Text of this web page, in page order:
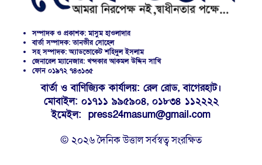
সম্পাদক ও প্রকাশক: মাসুম হাওলাদার
বার্তা সম্পাদক: তানভীর সোহেল
সহ সম্পাদক: অ্যাডভোকেট শহিদুল ইসলাম
জেনারেল ম্যানেজার: খন্দকার আকমল উদ্দিন সাখি
ফোন ০১৯৭২ ৭৪৩১৩৫
বার্তা ও বাণিজ্যিক কার্যালয়: রেল রোড, বাগেরহাট।
মোবাইল: ০১৭১১ ৯৯৫৯০৪, ০১৮৩৪ ১১২২২২
ইমেইল: press24masum@gmail.com
© ২০২৬ দৈনিক উত্তাল সর্বস্বত্ব সংরক্ষিত